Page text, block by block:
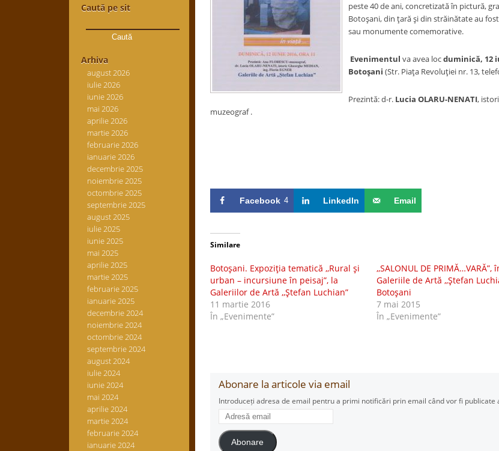
Caută pe sit
după:
Arhiva
august 2026
iulie 2026
iunie 2026
mai 2026
aprilie 2026
martie 2026
februarie 2026
ianuarie 2026
decembrie 2025
noiembrie 2025
octombrie 2025
septembrie 2025
august 2025
iulie 2025
iunie 2025
mai 2025
aprilie 2025
martie 2025
februarie 2025
ianuarie 2025
decembrie 2024
noiembrie 2024
octombrie 2024
septembrie 2024
august 2024
iulie 2024
iunie 2024
mai 2024
aprilie 2024
martie 2024
februarie 2024
ianuarie 2024
peste 40 de ani, concretizată în pictură,
Botoşani, din ţară şi din străinătate au
sau monumente comemorative.
Evenimentul va avea locduminică, 12
Botoşani (Str. Piaţa Revoluţiei nr. 13,
Prezintă: d-r. Lucia OLARU-NENATI,
muzeograf .
Facebook 4 LinkedIn Email
Similare
Botoşani. Expoziţia tematică ,,Rural şi
urban – incursiune în peisaj”, la
Galeriilor de Artă ,,Ştefan Luchian”
11 martie 2016
În „Evenimente”
,,SALONUL DE PRIMĂ…VARĂ”,
Galeriile de Artă ,,Ştefan
Botoşani
7 mai 2015
În „Evenimente”
Abonare la articole via email
Introduceți adresa de email pentru a primi notificări prin email când vor fi publicate
Adresă
email
Abonare